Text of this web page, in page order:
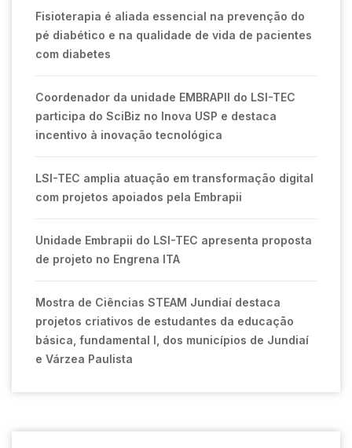
Fisioterapia é aliada essencial na prevenção do
pé diabético e na qualidade de vida de pacientes
com diabetes
Coordenador da unidade EMBRAPII do LSI-TEC
participa do SciBiz no Inova USP e destaca
incentivo à inovação tecnológica
LSI-TEC amplia atuação em transformação digital
com projetos apoiados pela Embrapii
Unidade Embrapii do LSI-TEC apresenta proposta
de projeto no Engrena ITA
Mostra de Ciências STEAM Jundiaí destaca
projetos criativos de estudantes da educação
básica, fundamental I, dos municípios de Jundiaí
e Várzea Paulista